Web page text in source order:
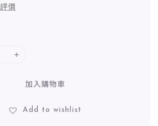
評價
加入購物車
Add to wishlist